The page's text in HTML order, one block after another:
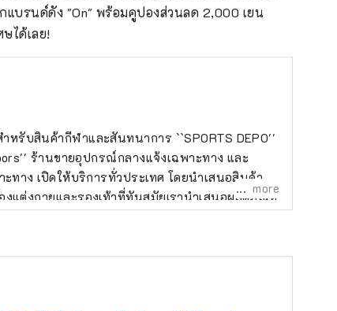
แบรนด์ดัง "On" พร้อมคูปองส่วนลด 2,000 เยน
ได้เลย!
หรับสินค้ากีฬาและสันทนาการ ``SPORTS DEPO''
ร้านขายอุปกรณ์กลางแจ้งเฉพาะทาง และ
ทาง เปิดให้บริการทั่วประเทศ โดยนำเสนอสินค้า
แต่งกายและรองเท้าที่ทันสมัยเรานำเสนอผลิตภัณฑ์
ที่ชื่นชอบกีฬาทุกคน
more